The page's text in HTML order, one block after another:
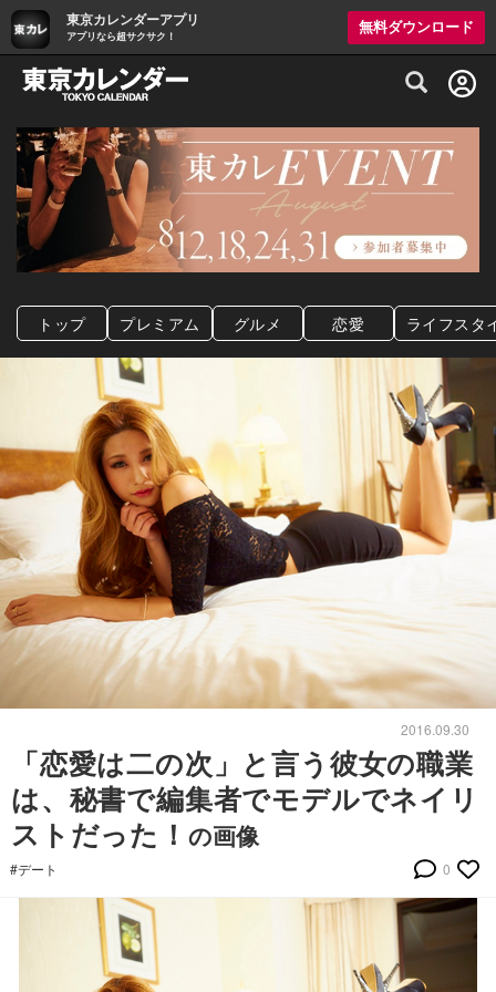
東京カレンダーアプリ
アプリなら超サクサク！
無料ダウンロード
グルメ情報・プレミアムレストラン予約
トップ プレミアム グルメ 恋愛 ライフスタ
2016.09.30
「恋愛は二の次」と言う彼女の職業
は、秘書で編集者でモデルでネイリ
ストだった！ の画像
#デート 0